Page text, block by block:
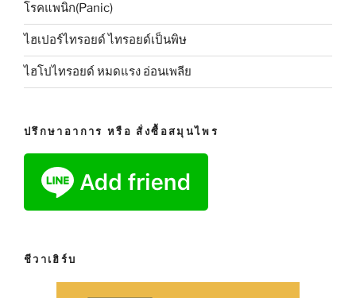
โรคแพนิก(Panic)
ไฮเปอร์ไทรอยด์ ไทรอยด์เป็นพิษ
ไฮโปไทรอยด์ หมดแรง อ่อนเพลีย
ปรึกษาอาการ หรือ สั่งซื้อสมุนไพร
ชีวาเฮิร์บ